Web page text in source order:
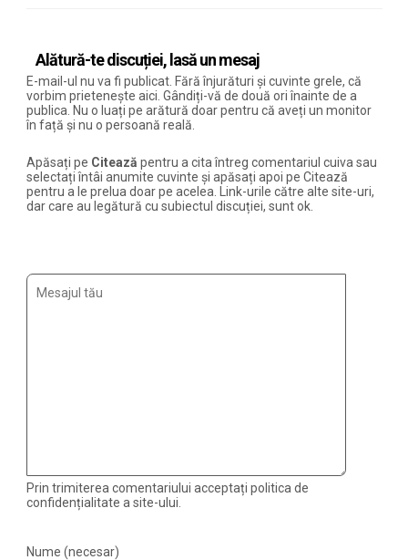
Alătură-te discuției, lasă un mesaj
E-mail-ul nu va fi publicat. Fără înjurături și cuvinte grele, că
vorbim prietenește aici. Gândiți-vă de două ori înainte de a
publica. Nu o luați pe arătură doar pentru că aveți un monitor
în față și nu o persoană reală.
Apăsați pe Citează pentru a cita întreg comentariul cuiva sau
selectați întâi anumite cuvinte și apăsați apoi pe Citează
pentru a le prelua doar pe acelea. Link-urile către alte site-uri,
dar care au legătură cu subiectul discuției, sunt ok.
Prin trimiterea comentariului acceptați politica de
confidențialitate a site-ului.
Nume (necesar)